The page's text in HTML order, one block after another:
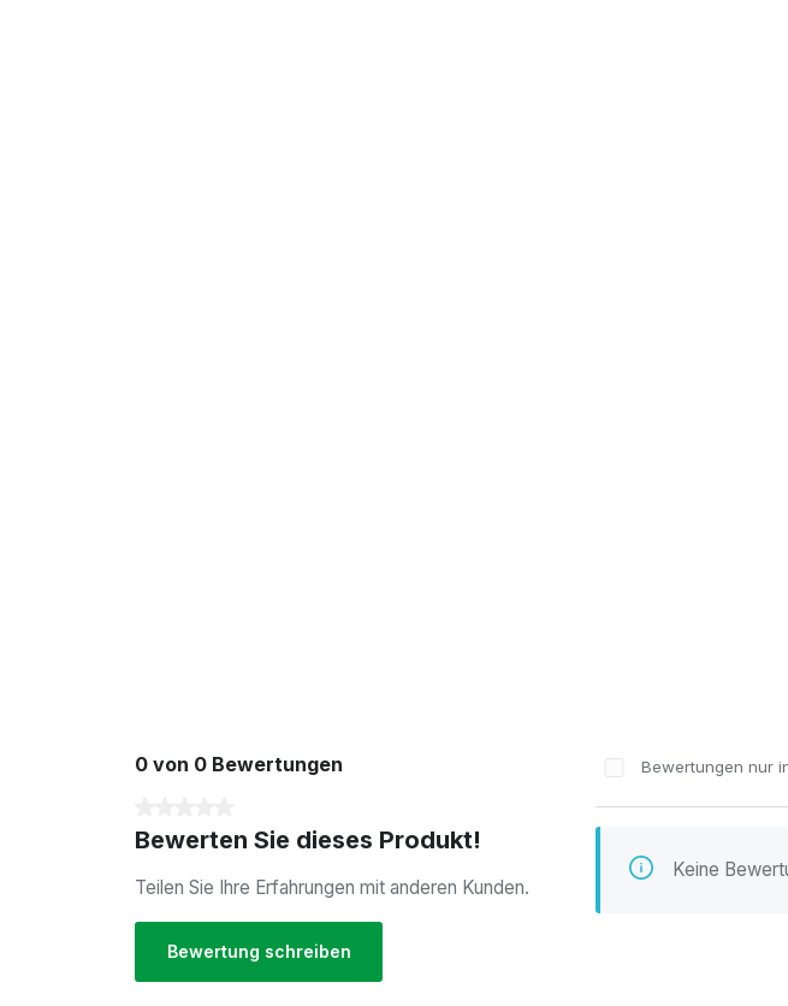
0 von 0 Bewertungen
Bewerten Sie dieses Produkt!
Teilen Sie Ihre Erfahrungen mit anderen Kunden.
Bewertung schreiben
Bewertungen nur
Keine